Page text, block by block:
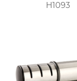
H1093